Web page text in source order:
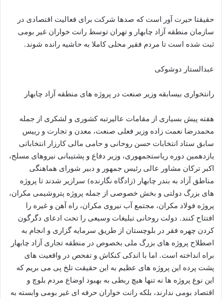
حقیقتا حیرت آور است که صدها شرکت برای فعالیت اقتصادی در
سازمان منطقه آزاد چابهار و تهران توسط رانت خواران غیر بومی
ثبت شده است تا مردم فقیر محلی کاملا به حاشیه رانده شوند.
عبدالستار دوشوکی
رانتخواری بیسابقه وزیر صنعت در پروژه های منطقه آزاد چابهار
هفته پیش بسیاری از مقامات عالیرتبه کشوری و لشکری از جمله
محمدرضا نعمت زاده وزیر فعلی صنعت، معدن و تجارت و رییس
سابق ستاد انتخابات حسن روحانی و حامی مالی کارزار انتخاباتی
یازدهمین دوره ریاستجمهوری، وزیر دفاع و پشتیبانی نیروهای مسلح،
اکبر ترکان مشاور عالی رئیس جمهور و دبیر شورای هماهنگی
مناطق آزاد به بندر چابهار (زادگاه نگارنده) سرازیر شدند تا پروژه
های بزرگ دولتی و بخش خصوصی از جمله پروژه پتروشیمی مکران،
پروژه فولاد مکران، مجتمع آب نیروی مکران، راه آهن و غیره را
افتتاح کنند. دولت روحانی تبلیغات وسیعی را تحت ادعای دگرگون
کردن چهره فقر در بلوچستان از طریق سرمایه گزاری و انجام به
اصطلاح پروژه های بزرگ ملی بخصوص در منطقه تجاری آزاد چابهار
براه انداخته است. اما با اندکی کنکاش و تفحص در واقعیت های
پشت پرده این پروژه های عظیم به این حقیقت تلخ پی می بریم که
این نوع پروژه ها نه تنها هیچ ربطی به بهبود اوضاع مردم بلوچ و
اقتصاد بومی ندارند، بلکه رانت خواران حرفه ای غیر بومی وابسته به